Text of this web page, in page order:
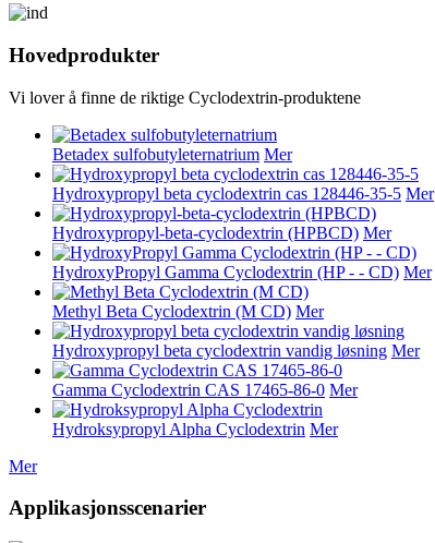
Hovedprodukter
Vi lover å finne de riktige Cyclodextrin-produktene
Betadex sulfobutyleternatrium Mer
Hydroxypropyl beta cyclodextrin cas 128446-35-5 Mer
Hydroxypropyl-beta-cyclodextrin (HPBCD) Mer
HydroxyPropyl Gamma Cyclodextrin (HP - - CD) Mer
Methyl Beta Cyclodextrin (M CD) Mer
Hydroxypropyl beta cyclodextrin vandig løsning Mer
Gamma Cyclodextrin CAS 17465-86-0 Mer
Hydroksypropyl Alpha Cyclodextrin Mer
Mer
Applikasjonsscenarier